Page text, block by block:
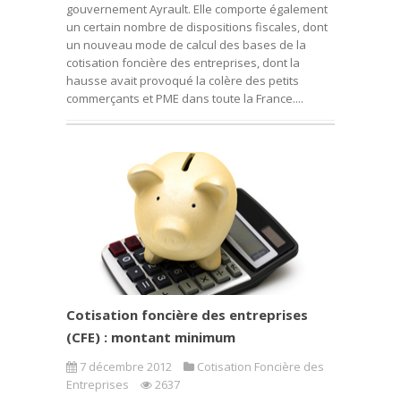
gouvernement Ayrault. Elle comporte également
un certain nombre de dispositions fiscales, dont
un nouveau mode de calcul des bases de la
cotisation foncière des entreprises, dont la
hausse avait provoqué la colère des petits
commerçants et PME dans toute la France....
Cotisation foncière des entreprises
(CFE) : montant minimum
7 décembre 2012
Cotisation Foncière des
Entreprises
2637